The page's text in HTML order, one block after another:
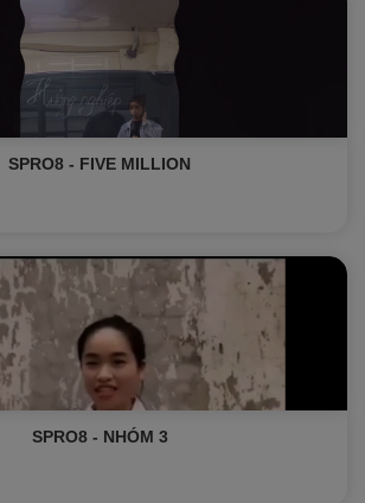
SPRO8 - FIVE MILLION
SPRO8 - NHÓM 3